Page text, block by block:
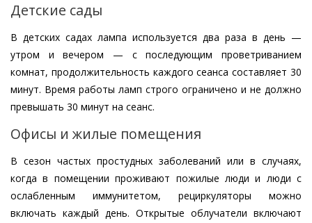
Детские сады
В детских садах лампа используется два раза в день —
утром и вечером — с последующим проветриванием
комнат, продолжительность каждого сеанса составляет 30
минут. Время работы ламп строго ограничено и не должно
превышать 30 минут на сеанс.
Офисы и жилые помещения
В сезон частых простудных заболеваний или в случаях,
когда в помещении проживают пожилые люди и люди с
ослабленным иммунитетом, рециркуляторы можно
включать каждый день. Открытые облучатели включают